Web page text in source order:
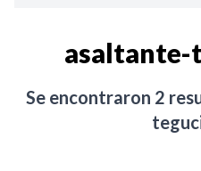
asaltante-
Se encontraron 2